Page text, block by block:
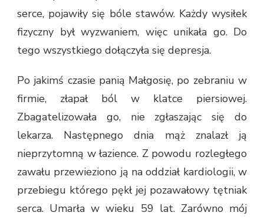
serce, pojawiły się bóle stawów. Każdy wysiłek
fizyczny był wyzwaniem, więc unikała go. Do
tego wszystkiego dołączyła się depresja.
Po jakimś czasie panią Małgosię, po zebraniu w
firmie, złapał ból w klatce piersiowej.
Zbagatelizowała go, nie zgłaszając się do
lekarza. Następnego dnia mąż znalazł ją
nieprzytomną w łazience. Z powodu rozległego
zawału przewieziono ją na oddział kardiologii, w
przebiegu którego pękł jej pozawałowy tętniak
serca. Umarła w wieku 59 lat. Zarówno mój